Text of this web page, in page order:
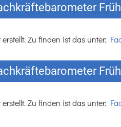
Zu finden ist das unter:
Zu finden ist das unter: